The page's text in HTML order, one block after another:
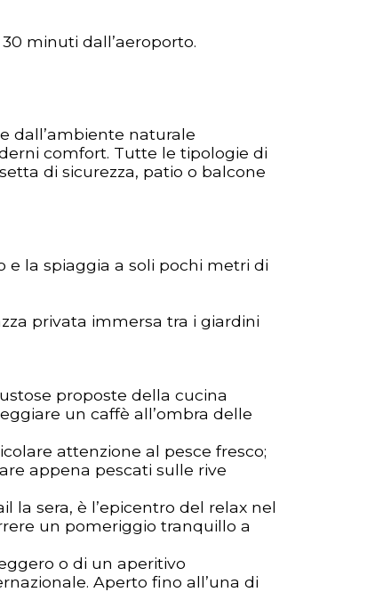
minuti dall’aeroporto.
dall’ambiente naturale
comfort. Tutte le tipologie di
di sicurezza, patio o balcone
la spiaggia a soli pochi metri di
privata immersa tra i giardini
proposte della cucina
un caffè all’ombra delle
attenzione al pesce fresco;
appena pescati sulle rive
la sera, è l’epicentro del relax nel
un pomeriggio tranquillo a
o di un aperitivo
Aperto fino all’una di